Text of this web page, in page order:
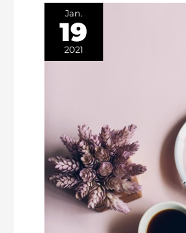
Jan.
19
2021